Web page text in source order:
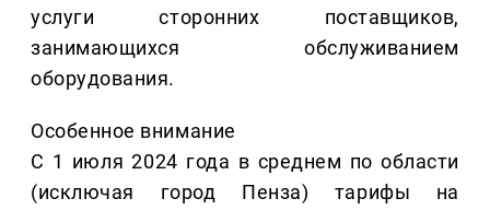
услуги сторонних поставщиков,
занимающихся обслуживанием
оборудования.
Особенное внимание
С 1 июля 2024 года в среднем по области
(исключая город Пенза) тарифы на